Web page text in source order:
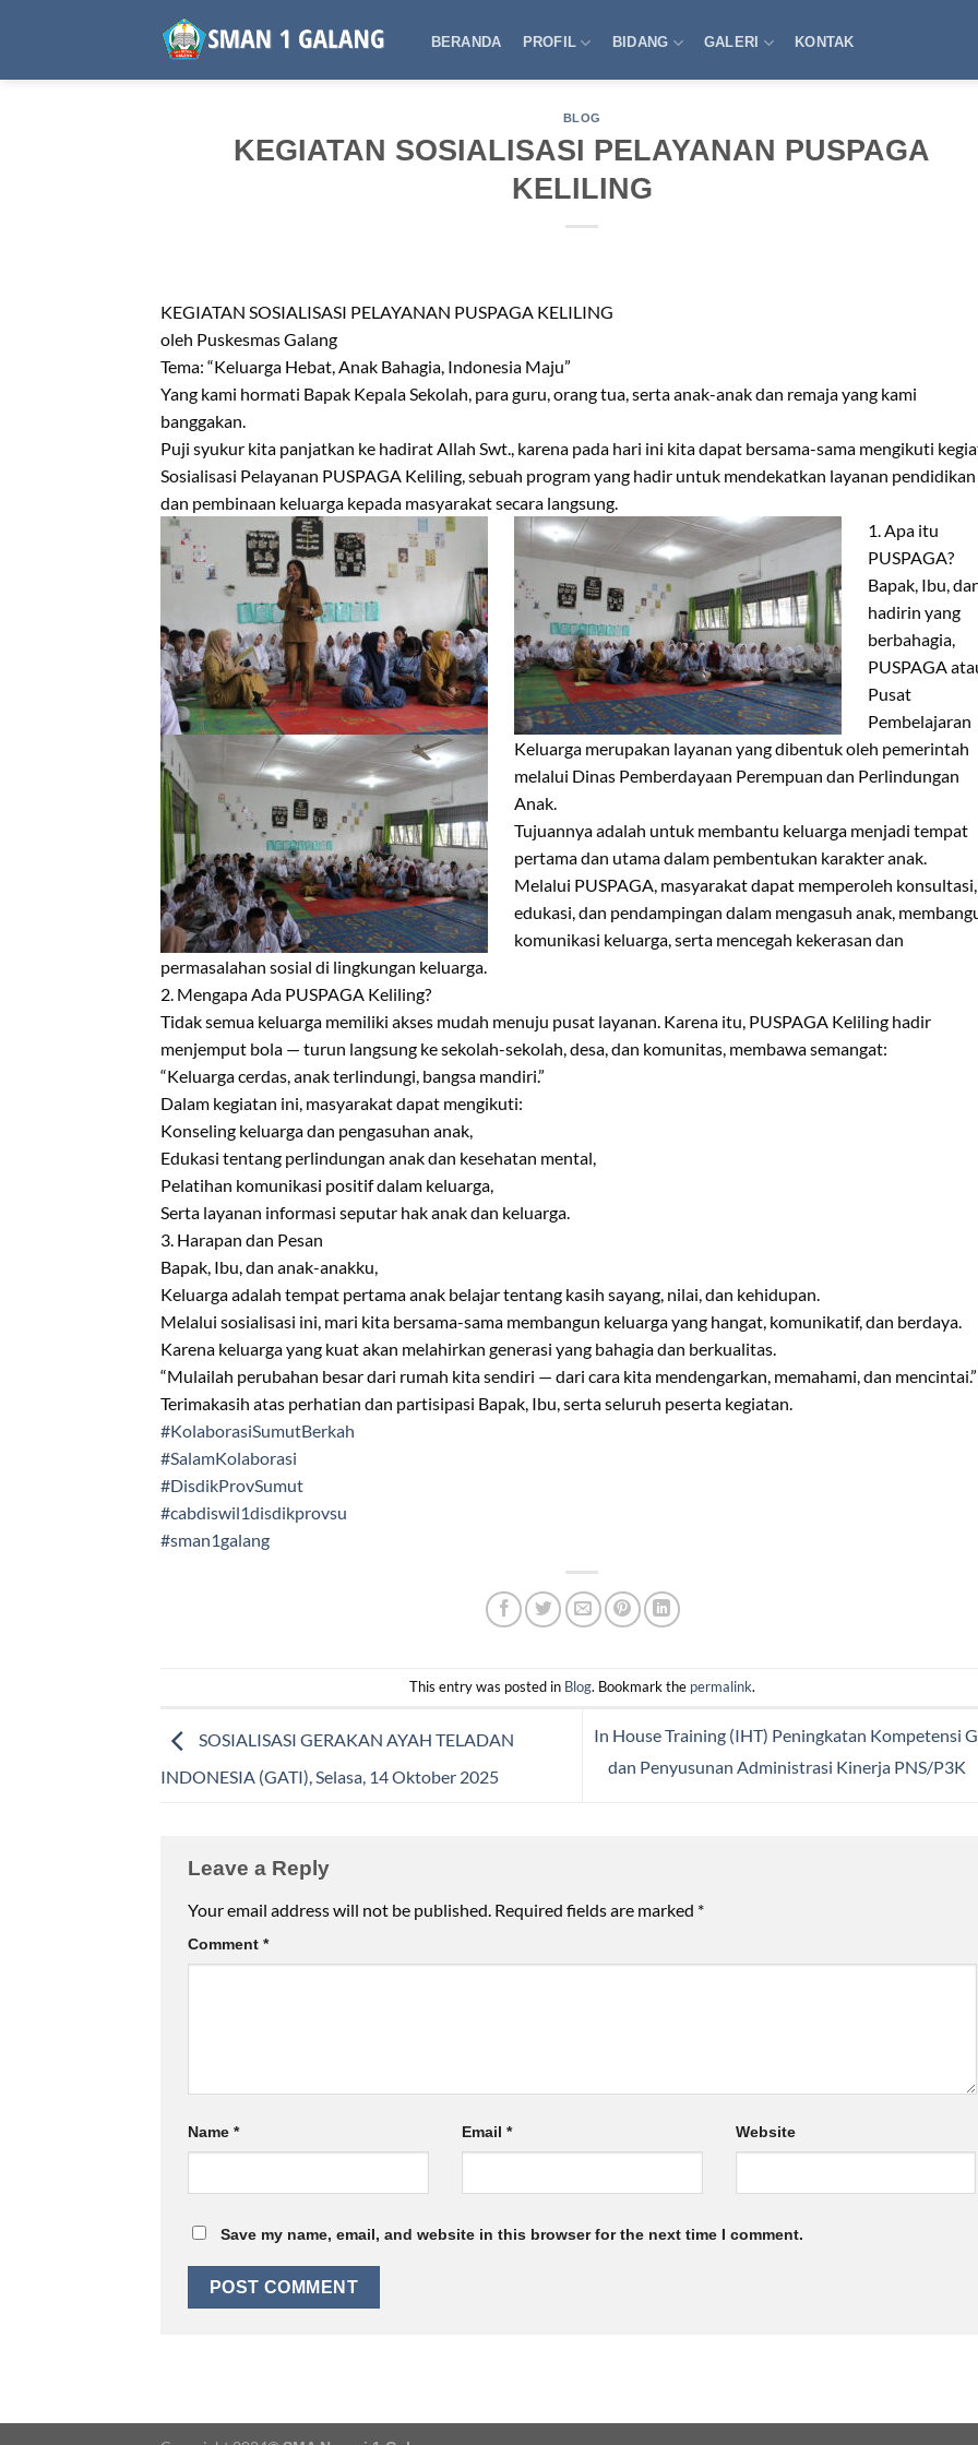
BERANDA PROFIL BIDANG GALERI KONTAK
BLOG
KEGIATAN SOSIALISASI PELAYANAN PUSPAGA
KELILING
KEGIATAN SOSIALISASI PELAYANAN PUSPAGA KELILING
oleh Puskesmas Galang
Tema: “Keluarga Hebat, Anak Bahagia, Indonesia Maju”
Yang kami hormati Bapak Kepala Sekolah, para guru, orang tua, serta anak-anak dan remaja yang kami
banggakan.
Puji syukur kita panjatkan ke hadirat Allah Swt., karena pada hari ini kita dapat bersama-sama mengikuti
Sosialisasi Pelayanan PUSPAGA Keliling, sebuah program yang hadir untuk mendekatkan layanan pendidikan
dan pembinaan keluarga kepada masyarakat secara langsung.
1. Apa itu
PUSPAGA?
Bapak, Ibu,
hadirin yang
berbahagia,
PUSPAGA
Pusat
Pembelajaran
Keluarga merupakan layanan yang dibentuk oleh pemerintah
melalui Dinas Pemberdayaan Perempuan dan Perlindungan
Anak.
Tujuannya adalah untuk membantu keluarga menjadi tempat
pertama dan utama dalam pembentukan karakter anak.
Melalui PUSPAGA, masyarakat dapat memperoleh konsultasi,
edukasi, dan pendampingan dalam mengasuh anak,
komunikasi keluarga, serta mencegah kekerasan dan
permasalahan sosial di lingkungan keluarga.
2. Mengapa Ada PUSPAGA Keliling?
Tidak semua keluarga memiliki akses mudah menuju pusat layanan. Karena itu, PUSPAGA Keliling hadir
menjemput bola — turun langsung ke sekolah-sekolah, desa, dan komunitas, membawa semangat:
“Keluarga cerdas, anak terlindungi, bangsa mandiri.”
Dalam kegiatan ini, masyarakat dapat mengikuti:
Konseling keluarga dan pengasuhan anak,
Edukasi tentang perlindungan anak dan kesehatan mental,
Pelatihan komunikasi positif dalam keluarga,
Serta layanan informasi seputar hak anak dan keluarga.
3. Harapan dan Pesan
Bapak, Ibu, dan anak-anakku,
Keluarga adalah tempat pertama anak belajar tentang kasih sayang, nilai, dan kehidupan.
Melalui sosialisasi ini, mari kita bersama-sama membangun keluarga yang hangat, komunikatif, dan berdaya.
Karena keluarga yang kuat akan melahirkan generasi yang bahagia dan berkualitas.
“Mulailah perubahan besar dari rumah kita sendiri — dari cara kita mendengarkan, memahami, dan mencintai.”
Terimakasih atas perhatian dan partisipasi Bapak, Ibu, serta seluruh peserta kegiatan.
#KolaborasiSumutBerkah
#SalamKolaborasi
#DisdikProvSumut
#cabdiswil1disdikprovsu
#sman1galang
This entry was posted in Blog. Bookmark the permalink.
SOSIALISASI GERAKAN AYAH TELADAN
INDONESIA (GATI), Selasa, 14 Oktober 2025
In House Training (IHT) Peningkatan Kompetensi
dan Penyusunan Administrasi Kinerja PNS/P3K
Leave a Reply
Your email address will not be published. Required fields are marked *
Comment *
Name * Email * Website
Save my name, email, and website in this browser for the next time I comment.